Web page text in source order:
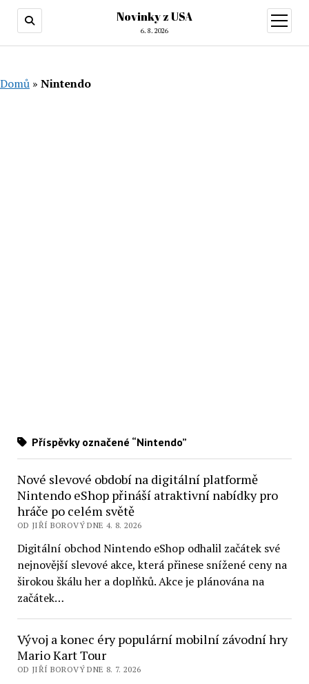
Novinky z USA
6. 8. 2026
otevřít
menu
Domů » Nintendo
Příspěvky označené “Nintendo”
Nové slevové období na digitální platformě
Nintendo eShop přináší atraktivní nabídky pro
hráče po celém světě
OD JIŘÍ BOROVÝ DNE 4. 8. 2026
Digitální obchod Nintendo eShop odhalil začátek své
nejnovější slevové akce, která přinese snížené ceny na
širokou škálu her a doplňků. Akce je plánována na
začátek…
Vývoj a konec éry populární mobilní závodní hry
Mario Kart Tour
OD JIŘÍ BOROVÝ DNE 8. 7. 2026